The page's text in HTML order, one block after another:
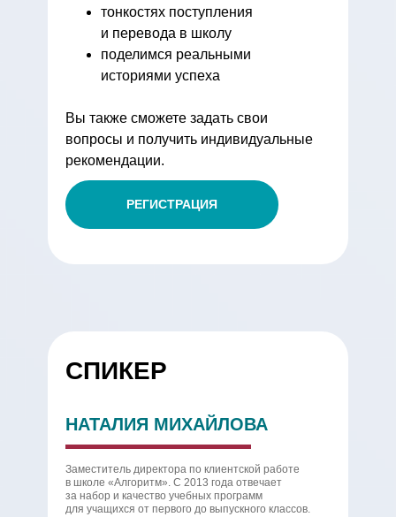
тонкостях поступления
и перевода в школу
поделимся реальными
историями успеха
Вы также сможете задать свои
вопросы и получить индивидуальные
рекомендации.
РЕГИСТРАЦИЯ
НАТАЛИЯ МИХАЙЛОВА
Заместитель директора по клиентской работе
в школе «Алгоритм». С 2013 года отвечает
за набор и качество учебных программ
для учащихся от первого до выпускного классов.
СПИКЕР